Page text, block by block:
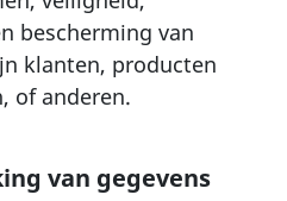
bescherming van
klanten, producten
of anderen.
van gegevens